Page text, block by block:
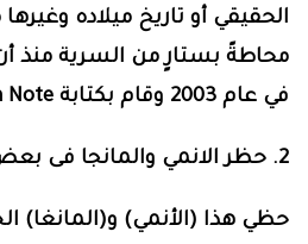
الحقيقي أو تاريخ ميلاده
محاطةً بستارٍ من السرية منذ
في عام 2003 وقام بكتابة
Note
2. حظر الانمي والمانجا فى بعض البلدان
حظي هذا (الأنمي) و(المانغا)